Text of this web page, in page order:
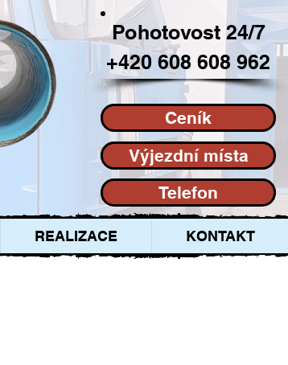
Pohotovost 24/7
+420 608 608 962
Ceník
Výjezdní místa
Telefon
REALIZACE KONTAKT